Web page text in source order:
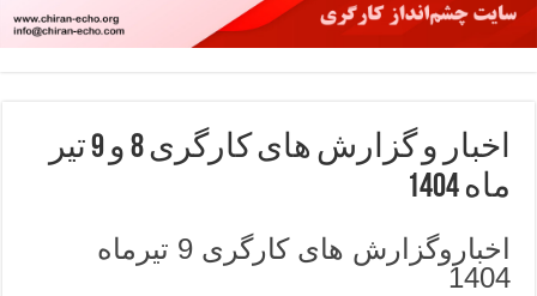
اخبار و گزارش های کارگری 8 و 9 تیر
ماه 1404
اخباروگزارش های کارگری 9 تیرماه
1404